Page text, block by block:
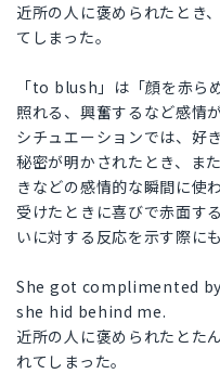
近所の人に褒められたとき
てしまった。
「to blush」は「顔を赤ら
照れる、興奮するなど感情
シチュエーションでは、好
秘密が明かされたとき、ま
きなどの感情的な瞬間に使
受けたときに喜びで赤面す
いに対する反応を示す際に
She got complimented
she hid behind me.
近所の人に褒められたとた
れてしまった。